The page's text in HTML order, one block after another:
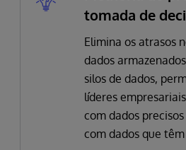
tomada de
Elimina os atrasos
dados
silos de dados,
líderes
com dados
com dados que têm